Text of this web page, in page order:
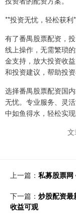
**投资无忧，轻松获利
有了番禺股票配资，
线上操作，无需繁琐
金支持，放大投资收
和投资建议，帮助投
选择番禺股票配资国
无忧。专业服务、灵
中如鱼得水，轻松实现
上一篇： 私募股票网
下一篇： 炒股配资最
收益可观